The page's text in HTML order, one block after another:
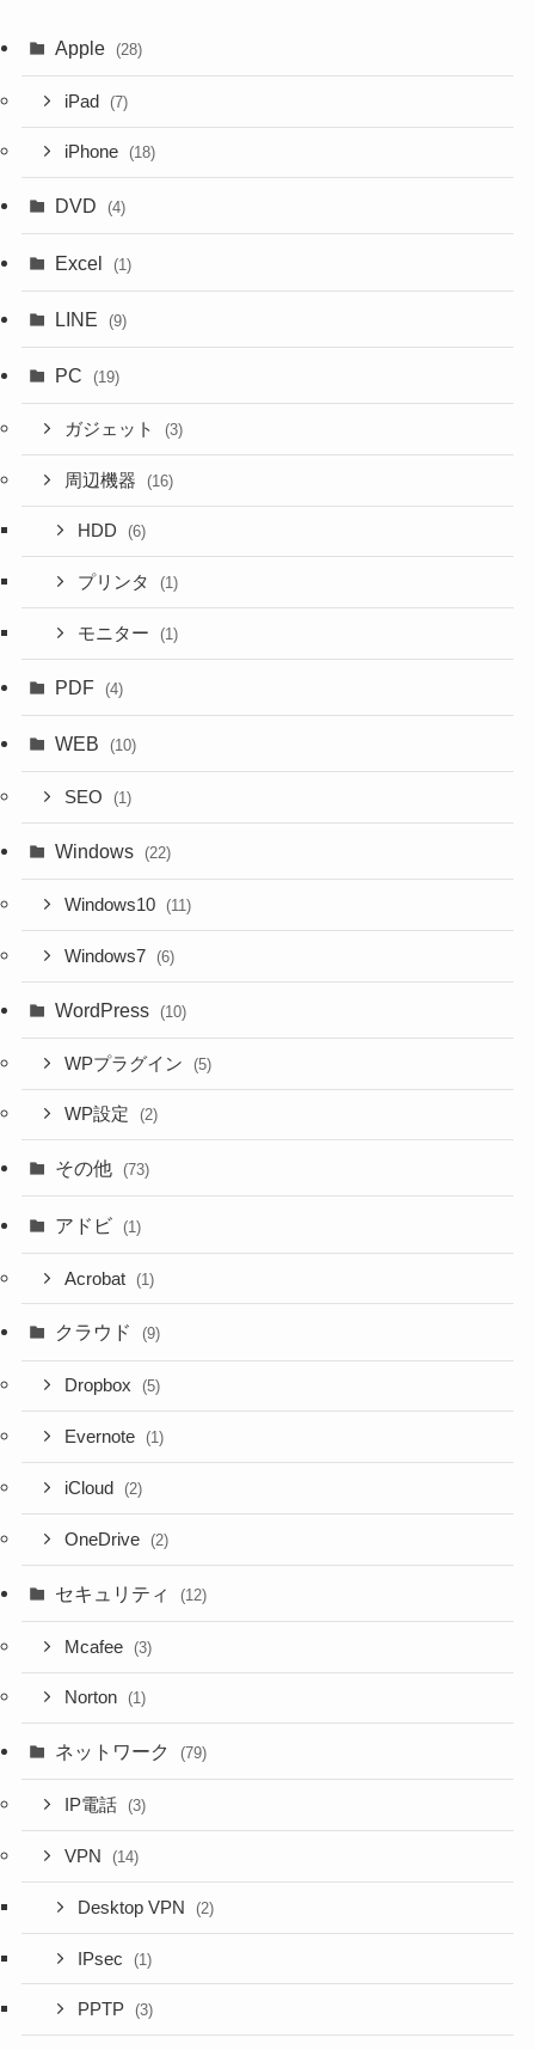
Apple (28)
iPad (7)
iPhone (18)
DVD (4)
Excel (1)
LINE (9)
PC (19)
ガジェット (3)
周辺機器 (16)
HDD (6)
プリンタ (1)
モニター (1)
PDF (4)
WEB (10)
SEO (1)
Windows (22)
Windows10 (11)
Windows7 (6)
WordPress (10)
WPプラグイン (5)
WP設定 (2)
その他 (73)
アドビ (1)
Acrobat (1)
クラウド (9)
Dropbox (5)
Evernote (1)
iCloud (2)
OneDrive (2)
セキュリティ (12)
Mcafee (3)
Norton (1)
ネットワーク (79)
IP電話 (3)
VPN (14)
Desktop VPN (2)
IPsec (1)
PPTP (3)